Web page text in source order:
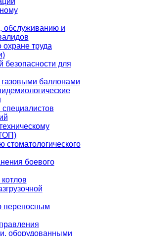
обслуживанию и
труда
безопасности для
баллонами
боевого
переносным
оборудованными